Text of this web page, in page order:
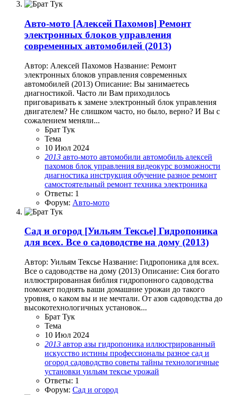
Авто-мото [Алексей Пахомов] Ремонт
электронных блоков управления
современных автомобилей (2013)
Автор: Алексей Пахомов Название: Ремонт
электронных блоков управления современных
автомобилей (2013) Описание: Вы занимаетесь
диагностикой. Часто ли Вам приходилось
приговаривать к замене электронный блок управления
двигателем? Не слишком часто, но было, верно? И Вы с
сожалением меняли...
Брат Тук
Тема
10 Июл 2024
2013 авто-мото автомобили автомобиль алексей
пахомов блок управления видеокурс возможности
диагностика инструкция обучение разное ремонт
самостоятельный ремонт техника электроника
Ответы: 1
Форум: Авто-мото
Сад и огород [Уильям Тексье] Гидропоника
для всех. Все о садоводстве на дому (2013)
Автор: Уильям Тексье Название: Гидропоника для всех.
Все о садоводстве на дому (2013) Описание: Сия богато
иллюстрированная библия гидропонного садоводства
поможет поднять ваши домашние урожаи до такого
уровня, о каком вы и не мечтали. От азов садоводства до
высокотехнологичных установок...
Брат Тук
Тема
10 Июл 2024
2013 автор азы гидропоника иллюстрированный
искусство истины профессионалы разное сад и
огород садоводство советы тайны технологичные
установки уильям тексье урожай
Ответы: 1
Форум: Сад и огород